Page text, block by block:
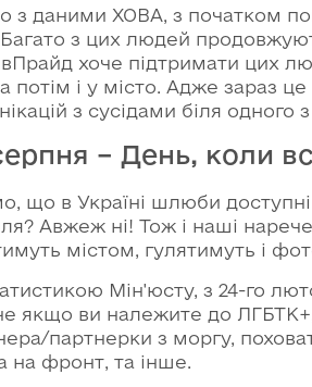
з даними ХОВА, з початком
з цих людей
хоче підтримати цих
а потім і у місто. Адже зараз
з сусідами біля одного
– День, коли
що в Україні шлюби
Авжеж ні! Тож і наші
містом, гулятимуть і
Мін'юсту, з 24-го
якщо ви належите до ЛГБТК+,
партнерки з моргу,
на фронт, та інше.